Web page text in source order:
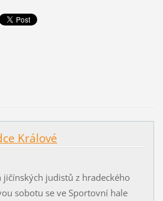
Králové
jičínských judistů z hradeckého
sobotu se ve Sportovní hale